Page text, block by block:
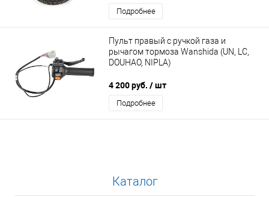
Подробнее
Пульт правый с ручкой газа и
рычагом тормоза Wanshida (UN, LC,
DOUHAO, NIPLA)
4 200 руб. / шт
Подробнее
Каталог